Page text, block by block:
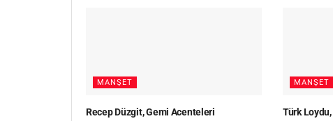
MANŞET
Recep Düzgit, Gemi Acenteleri
MANŞET
Türk